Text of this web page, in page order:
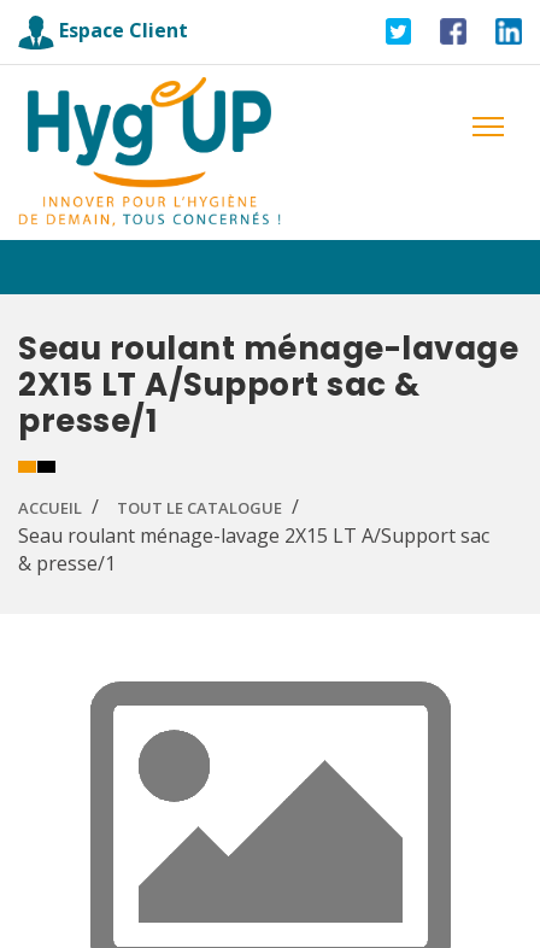
Espace Client
Seau roulant ménage-lavage
2X15 LT A/Support sac &
presse/1
ACCUEIL TOUT LE CATALOGUE
Seau roulant ménage-lavage 2X15 LT A/Support sac
& presse/1